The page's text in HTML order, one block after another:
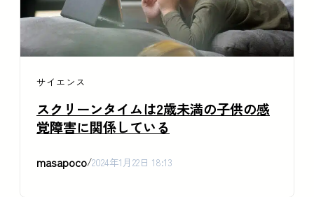
サイエンス
スクリーンタイムは2歳未満の子供の感
覚障害に関係している
masapoco/2024年1月22日 18:13